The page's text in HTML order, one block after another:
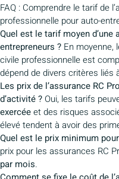
FAQ : Comprendre le tarif de
professionnelle pour auto-
Quel est le tarif moyen d’une
entrepreneurs ? En moyenne,
civile professionnelle est
dépend de divers critères liés
Les prix de l’assurance RC
d’activité ? Oui, les tarifs
exercéeet des risques
élevé tendent à avoir des
Quel est le prix minimum
prix pour les assurances RC
par mois.